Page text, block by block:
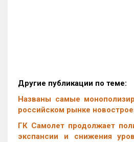
Другие публикации по теме:
Названы самые
российском рынке
ГК Самолет продолжает
экспансии и снижения